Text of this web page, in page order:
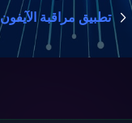
تطبيق مراقبة الآيفون